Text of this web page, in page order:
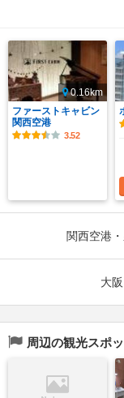
0.16km
ファーストキャビン
関西空港
3.52
関西空港
大
周辺の観光スポ